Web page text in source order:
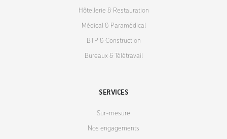
Hôtellerie & Restauration
Médical & Paramédical
BTP & Construction
Bureaux & Télétravail
SERVICES
Sur-mesure
Nos engagements